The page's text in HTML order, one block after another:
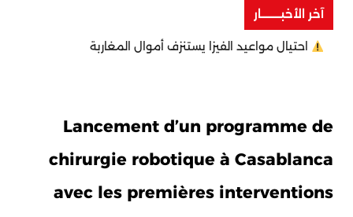
آخر الأخبــــــــار
احتيال مواعيد الفيزا يستنزف أموال المغاربة
Lancement d’un programme de
chirurgie robotique à Casablanca
avec les premières interventions